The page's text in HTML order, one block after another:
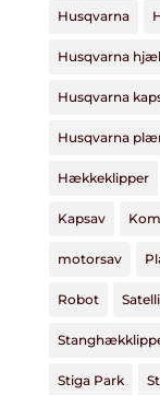
Husqvarna
Husqvarna
Husqvarna
Husqvarna
Hækkeklipper
Kapsav
motorsav
Robot
Stiga Park